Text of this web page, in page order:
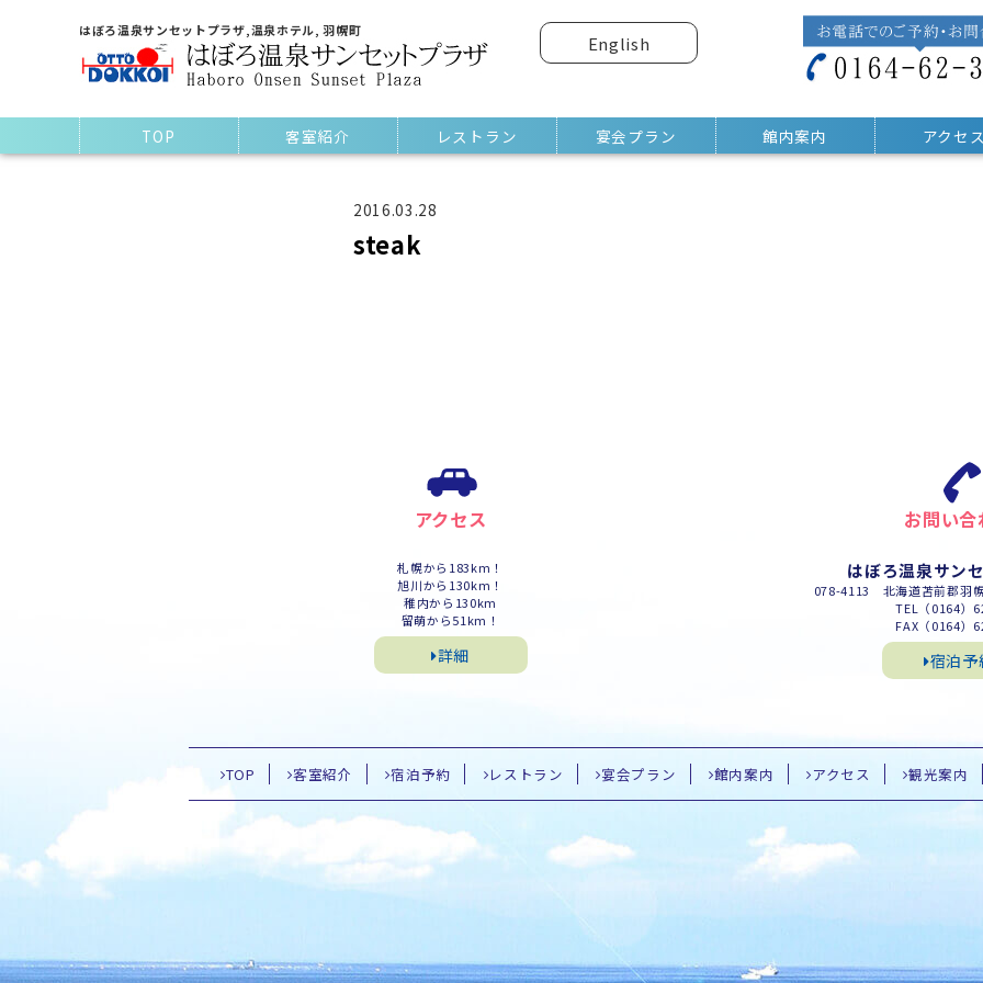
はぼろ温泉サンセットプラザ,温泉ホテル, 羽幌町
English
TOP 客室紹介 レストラン 宴会プラン 館内案内 アクセ
2016.03.28
steak
アクセス
札幌から183km！
旭川から130km！
稚内から130km
留萌から51km！
詳細
お問い合
はぼろ温泉サン
078-4113 北海道苫前郡羽
TEL（0164）
FAX（0164）
宿泊予
TOP 客室紹介 宿泊予約 レストラン 宴会プラン 館内案内 アクセス 観光案内